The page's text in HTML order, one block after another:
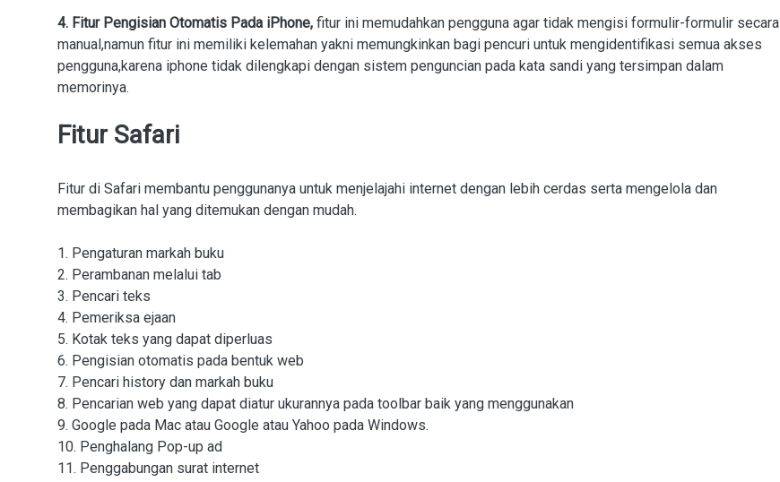
4. Fitur Pengisian Otomatis Pada iPhone, fitur ini memudahkan pengguna agar tidak mengisi formulir-formulir secara
manual,namun fitur ini memiliki kelemahan yakni memungkinkan bagi pencuri untuk mengidentifikasi semua akses
pengguna,karena iphone tidak dilengkapi dengan sistem penguncian pada kata sandi yang tersimpan dalam
memorinya.
Fitur Safari
Fitur di Safari membantu penggunanya untuk menjelajahi internet dengan lebih cerdas serta mengelola dan
membagikan hal yang ditemukan dengan mudah.
1. Pengaturan markah buku
2. Perambanan melalui tab
3. Pencari teks
4. Pemeriksa ejaan
5. Kotak teks yang dapat diperluas
6. Pengisian otomatis pada bentuk web
7. Pencari history dan markah buku
8. Pencarian web yang dapat diatur ukurannya pada toolbar baik yang menggunakan
9. Google pada Mac atau Google atau Yahoo pada Windows.
10. Penghalang Pop-up ad
11. Penggabungan surat internet